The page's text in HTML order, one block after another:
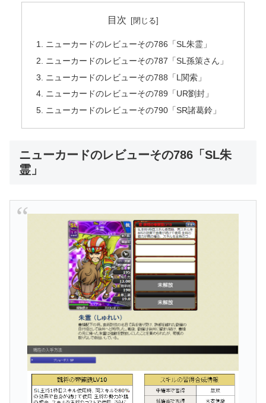
目次
ニューカードのレビューその786「SL朱霊」
ニューカードのレビューその787「SL孫策さん」
ニューカードのレビューその788「L関索」
ニューカードのレビューその789「UR劉封」
ニューカードのレビューその790「SR諸葛鈴」
ニューカードのレビューその786「SL朱
霊」